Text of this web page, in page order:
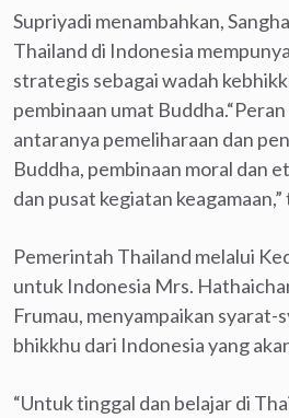
Supriyadi menambahkan,
Thailand di Indonesia
strategis sebagai wadah
pembinaan umat
antaranya pemeliharaan dan
Buddha, pembinaan moral dan
dan pusat kegiatan
Pemerintah Thailand melalui
untuk Indonesia Mrs.
Frumau, menyampaikan syarat-
bhikkhu dari Indonesia yang
“Untuk tinggal dan belajar di